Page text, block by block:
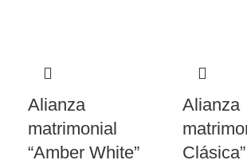
Alianza
matrimonial
“Amber White”
Alianza
Clásica”